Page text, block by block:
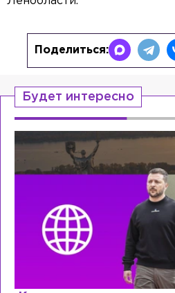
Поделиться:
Будет интересно